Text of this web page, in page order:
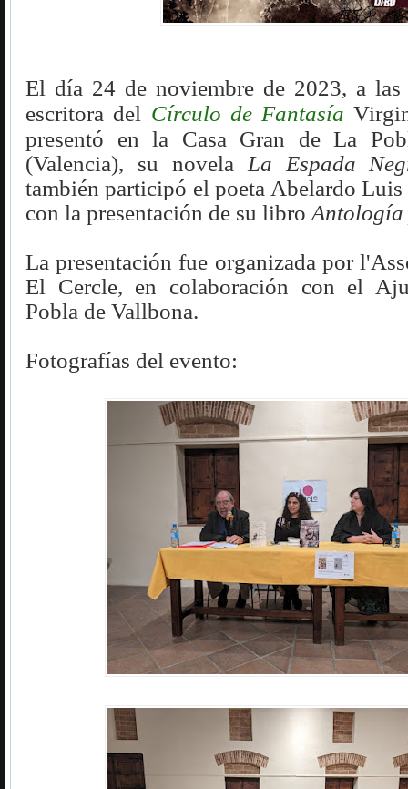
El día 24 de noviembre de 2023, a las
escritora del Círculo de Fantasía
presentó en la Casa Gran de La
(Valencia), su novela La Espada
también participó el poeta Abelardo Luis
con la presentación de su libro Antología
La presentación fue organizada por
El Cercle, en colaboración con el
Pobla de Vallbona.
Fotografías del evento: